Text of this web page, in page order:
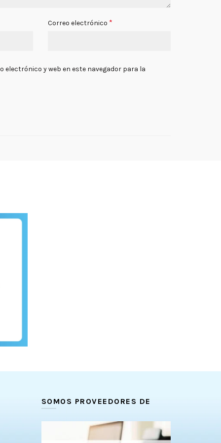
Correo electrónico *
electrónico y web en este navegador para la
SOMOS PROVEEDORES DE